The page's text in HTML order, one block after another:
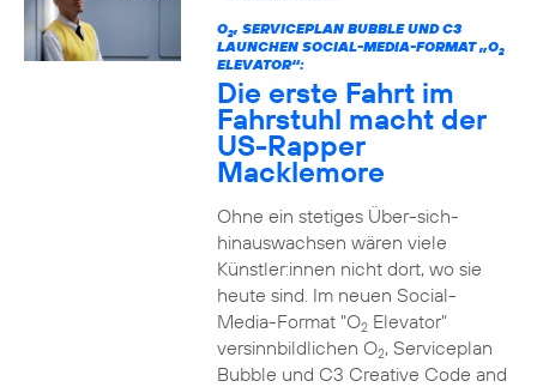
O2, SERVICEPLAN BUBBLE UND C3
LAUNCHEN SOCIAL-MEDIA-FORMAT „O2
ELEVATOR“:
Die erste Fahrt im
Fahrstuhl macht der
US-Rapper
Macklemore
Ohne ein stetiges Über-sich-
hinauswachsen wären viele
Künstler:innen nicht dort, wo sie
heute sind. Im neuen Social-
Media-Format "O2Elevator"
versinnbildlichen O2, Serviceplan
Bubble und C3 Creative Code and